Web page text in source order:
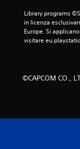
Library programs
in licenza
Europe. Si
visitare
©CAPCOM CO.,